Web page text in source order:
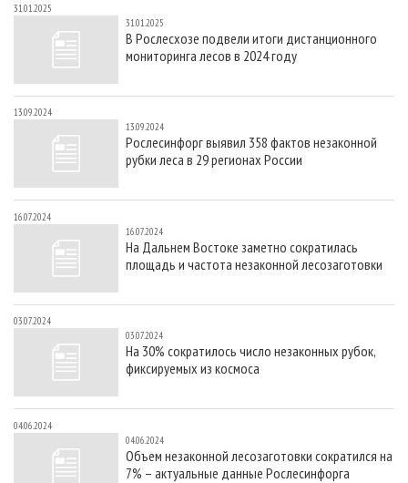
31.01.2025
31.01.2025
В Рослесхозе подвели итоги дистанционного
мониторинга лесов в 2024 году
13.09.2024
13.09.2024
Рослесинфорг выявил 358 фактов незаконной
рубки леса в 29 регионах России
16.07.2024
16.07.2024
На Дальнем Востоке заметно сократилась
площадь и частота незаконной лесозаготовки
03.07.2024
03.07.2024
На 30% сократилось число незаконных рубок,
фиксируемых из космоса
04.06.2024
04.06.2024
Объем незаконной лесозаготовки сократился на
7% – актуальные данные Рослесинфорга